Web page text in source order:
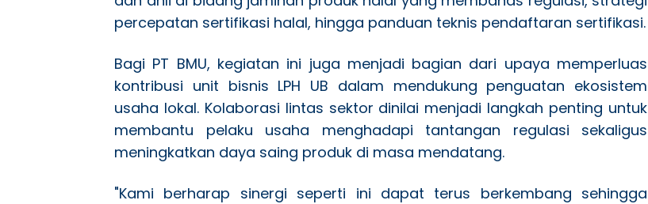
percepatan sertifikasi halal, hingga panduan teknis pendaftaran sertifikasi.
Bagi PT BMU, kegiatan ini juga menjadi bagian dari upaya memperluas
kontribusi unit bisnis LPH UB dalam mendukung penguatan ekosistem
usaha lokal. Kolaborasi lintas sektor dinilai menjadi langkah penting untuk
membantu pelaku usaha menghadapi tantangan regulasi sekaligus
meningkatkan daya saing produk di masa mendatang.
"Kami berharap sinergi seperti ini dapat terus berkembang sehingga